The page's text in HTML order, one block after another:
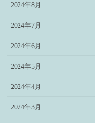
2024年8月
2024年7月
2024年6月
2024年5月
2024年4月
2024年3月